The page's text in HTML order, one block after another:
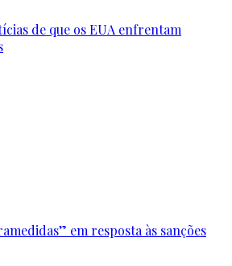
de que os EUA enfrentam
em resposta às sanções